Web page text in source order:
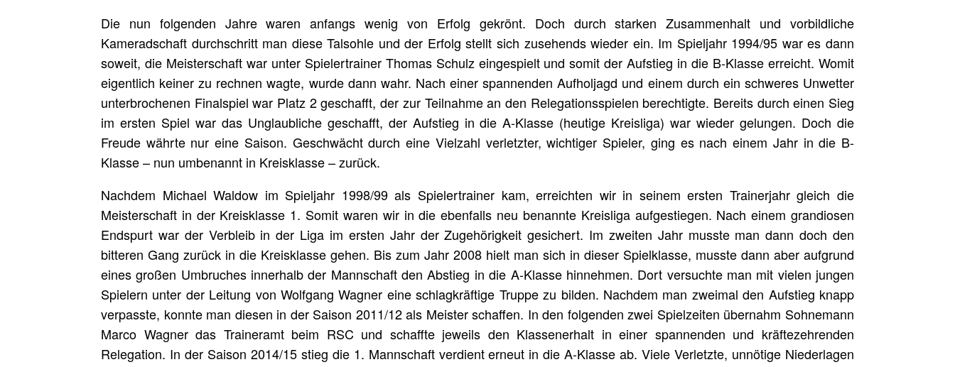
Die nun folgenden Jahre waren anfangs wenig von Erfolg gekrönt. Doch durch starken Zusammenhalt und vorbildliche
Kameradschaft durchschritt man diese Talsohle und der Erfolg stellt sich zusehends wieder ein. Im Spieljahr 1994/95 war es dann
soweit, die Meisterschaft war unter Spielertrainer Thomas Schulz eingespielt und somit der Aufstieg in die B-Klasse erreicht. Womit
eigentlich keiner zu rechnen wagte, wurde dann wahr. Nach einer spannenden Aufholjagd und einem durch ein schweres Unwetter
unterbrochenen Finalspiel war Platz 2 geschafft, der zur Teilnahme an den Relegationsspielen berechtigte. Bereits durch einen Sieg
im ersten Spiel war das Unglaubliche geschafft, der Aufstieg in die A-Klasse (heutige Kreisliga) war wieder gelungen. Doch die
Freude währte nur eine Saison. Geschwächt durch eine Vielzahl verletzter, wichtiger Spieler, ging es nach einem Jahr in die B-
Klasse – nun umbenannt in Kreisklasse – zurück.
Nachdem Michael Waldow im Spieljahr 1998/99 als Spielertrainer kam, erreichten wir in seinem ersten Trainerjahr gleich die
Meisterschaft in der Kreisklasse 1. Somit waren wir in die ebenfalls neu benannte Kreisliga aufgestiegen. Nach einem grandiosen
Endspurt war der Verbleib in der Liga im ersten Jahr der Zugehörigkeit gesichert. Im zweiten Jahr musste man dann doch den
bitteren Gang zurück in die Kreisklasse gehen. Bis zum Jahr 2008 hielt man sich in dieser Spielklasse, musste dann aber aufgrund
eines großen Umbruches innerhalb der Mannschaft den Abstieg in die A-Klasse hinnehmen. Dort versuchte man mit vielen jungen
Spielern unter der Leitung von Wolfgang Wagner eine schlagkräftige Truppe zu bilden. Nachdem man zweimal den Aufstieg knapp
verpasste, konnte man diesen in der Saison 2011/12 als Meister schaffen. In den folgenden zwei Spielzeiten übernahm Sohnemann
Marco Wagner das Traineramt beim RSC und schaffte jeweils den Klassenerhalt in einer spannenden und kräftezehrenden
Relegation. In der Saison 2014/15 stieg die 1. Mannschaft verdient erneut in die A-Klasse ab. Viele Verletzte, unnötige Niederlagen